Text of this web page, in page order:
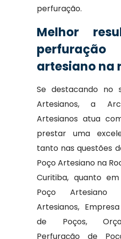
perfuração.
Melhor
artesiano na
Se destacando no
Artesianos, a
Artesianos atua
prestar uma
tanto nas questões
Poço Artesiano na
Curitiba, quanto
Poço Artesiano
Artesianos,
de Poços,
Perfuração de